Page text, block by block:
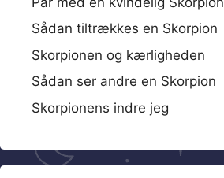
Sådan tiltrækkes en Skorpion
Skorpionen og kærligheden
Sådan ser andre en Skorpion
Skorpionens indre jeg